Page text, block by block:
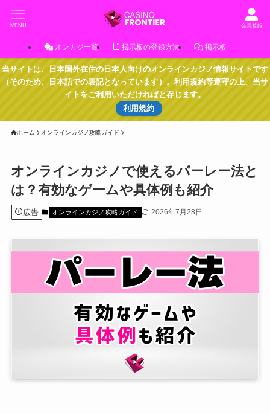
会員登録
MENU
オンカジ一覧 掲示板の登録方法 掲示板
当サイトは、日本国外在住の日本人向けのオンラインカジノ情報サイトです
（そのため、日本語での表記となっています）。利用規約等遵守の上、当サ
イトをご利用いただければと存じます。
利用規約
ホーム オンラインカジノ攻略ガイド
オンラインカジノで使えるパーレー法と
は？有効なゲームや具体例も紹介
広告 オンラインカジノ攻略ガイド 2026年7月28日